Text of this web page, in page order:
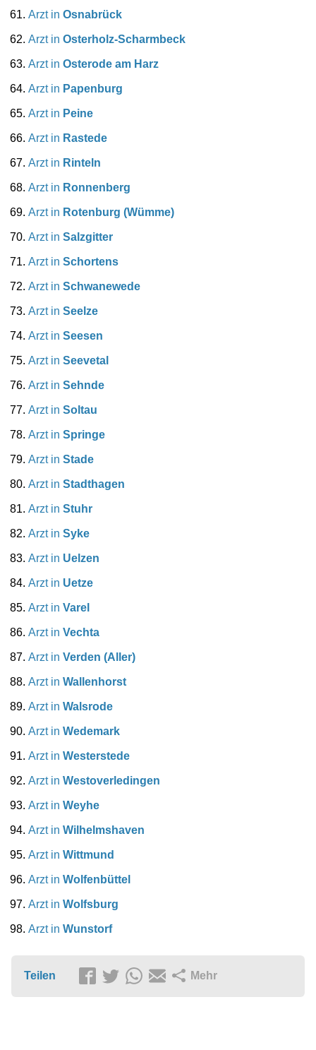
Arzt in Osnabrück
Arzt in Osterholz-Scharmbeck
Arzt in Osterode am Harz
Arzt in Papenburg
Arzt in Peine
Arzt in Rastede
Arzt in Rinteln
Arzt in Ronnenberg
Arzt in Rotenburg (Wümme)
Arzt in Salzgitter
Arzt in Schortens
Arzt in Schwanewede
Arzt in Seelze
Arzt in Seesen
Arzt in Seevetal
Arzt in Sehnde
Arzt in Soltau
Arzt in Springe
Arzt in Stade
Arzt in Stadthagen
Arzt in Stuhr
Arzt in Syke
Arzt in Uelzen
Arzt in Uetze
Arzt in Varel
Arzt in Vechta
Arzt in Verden (Aller)
Arzt in Wallenhorst
Arzt in Walsrode
Arzt in Wedemark
Arzt in Westerstede
Arzt in Westoverledingen
Arzt in Weyhe
Arzt in Wilhelmshaven
Arzt in Wittmund
Arzt in Wolfenbüttel
Arzt in Wolfsburg
Arzt in Wunstorf
Teilen Mehr